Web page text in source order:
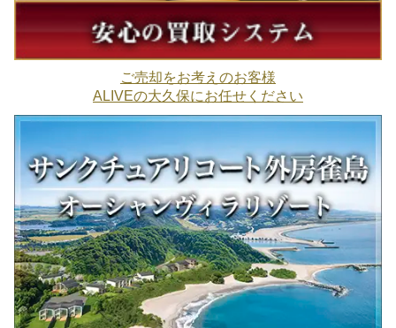
ご売却をお考えのお客様
ALIVEの大久保にお任せください